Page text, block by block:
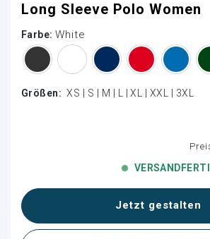
Long Sleeve Polo Women
Farbe: White
Größen: XS | S | M | L | XL | XXL | 3XL
Loading...
Jetzt gestalten